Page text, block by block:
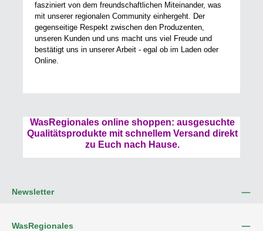
fasziniert von dem freundschaftlichen Miteinander, was
mit unserer regionalen Community einhergeht. Der
gegenseitige Respekt zwischen den Produzenten,
unseren Kunden und uns macht uns viel Freude und
bestätigt uns in unserer Arbeit - egal ob im Laden oder
Online.
WasRegionales online shoppen: ausgesuchte
Qualitätsprodukte mit schnellem Versand direkt
zu Euch nach Hause.
Newsletter
WasRegionales